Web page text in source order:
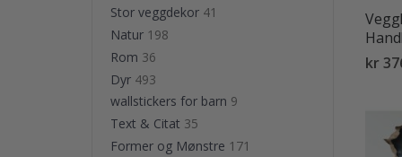
kr
Stor veggdekor 41
Natur 198
Rom 36
Dyr 493
wallstickers for barn 9
Text & Citat 35
Former og Mønstre 171